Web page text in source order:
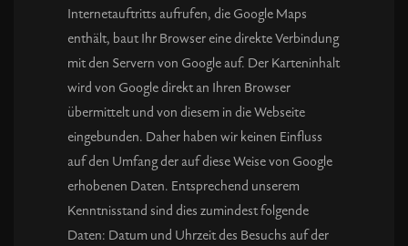
Internetauftritts aufrufen, die Google Maps
enthält, baut Ihr Browser eine direkte Verbindung
mit den Servern von Google auf. Der Karteninhalt
wird von Google direkt an Ihren Browser
übermittelt und von diesem in die Webseite
eingebunden. Daher haben wir keinen Einfluss
auf den Umfang der auf diese Weise von Google
erhobenen Daten. Entsprechend unserem
Kenntnisstand sind dies zumindest folgende
Daten: Datum und Uhrzeit des Besuchs auf der